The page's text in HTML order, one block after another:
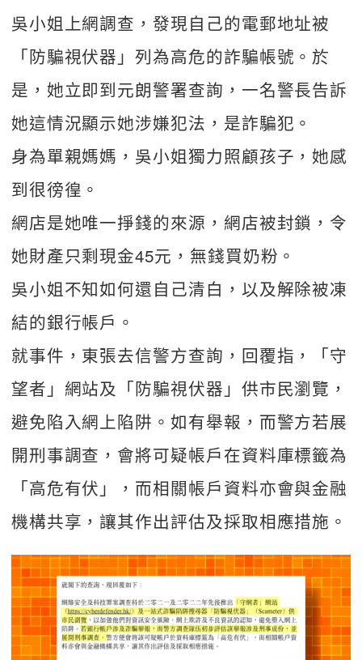
吳小姐上網調查，發現自己的電郵地址被
「防騙視伏器」列為高危的詐騙帳號。於
是，她立即到元朗警署查詢，一名警長告訴
她這情況顯示她涉嫌犯法，是詐騙犯。
身為單親媽媽，吳小姐獨力照顧孩子，她感
到很徬徨。
網店是她唯一掙錢的來源，網店被封鎖，令
她財產只剩現金45元，無錢買奶粉。
吳小姐不知如何還自己清白，以及解除被凍
結的銀行帳戶。
就事件，東張去信警方查詢，回覆指，「守
望者」網站及「防騙視伏器」供市民瀏覽，
避免陷入網上陷阱。如有舉報，而警方若展
開刑事調查，會將可疑帳戶在資料庫標籤為
「高危有伏」，而相關帳戶資料亦會與金融
機構共享，讓其作出評估及採取相應措施。